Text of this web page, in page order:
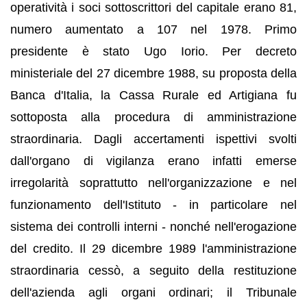
operatività i soci sottoscrittori del capitale erano 81,
numero aumentato a 107 nel 1978. Primo
presidente è stato Ugo Iorio. Per decreto
ministeriale del 27 dicembre 1988, su proposta della
Banca d'Italia, la Cassa Rurale ed Artigiana fu
sottoposta alla procedura di amministrazione
straordinaria. Dagli accertamenti ispettivi svolti
dall'organo di vigilanza erano infatti emerse
irregolarità soprattutto nell'organizzazione e nel
funzionamento dell'Istituto - in particolare nel
sistema dei controlli interni - nonché nell'erogazione
del credito. Il 29 dicembre 1989 l'amministrazione
straordinaria cessò, a seguito della restituzione
dell'azienda agli organi ordinari; il Tribunale